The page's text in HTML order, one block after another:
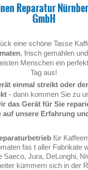
Reparatur
GmbH
eine schöne Tasse
, frisch gemahlen
Menschen ein
Tag aus!
einmal streikt oder
- dann kommen Sie zu
das Gerät für Sie
auf unsere Erfahrung
für
fas t aller Fabrikate
Saeco, Jura, DeLonghi,
kümmern sich in der